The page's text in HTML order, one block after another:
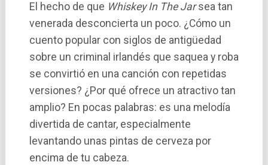
El hecho de que Whiskey In The Jarsea tan
venerada desconcierta un poco. ¿Cómo un
cuento popular con siglos de antigüedad
sobre un criminal irlandés que saquea y roba
se convirtió en una canción con repetidas
versiones? ¿Por qué ofrece un atractivo tan
amplio? En pocas palabras: es una melodía
divertida de cantar, especialmente
levantando unas pintas de cerveza por
encima de tu cabeza.